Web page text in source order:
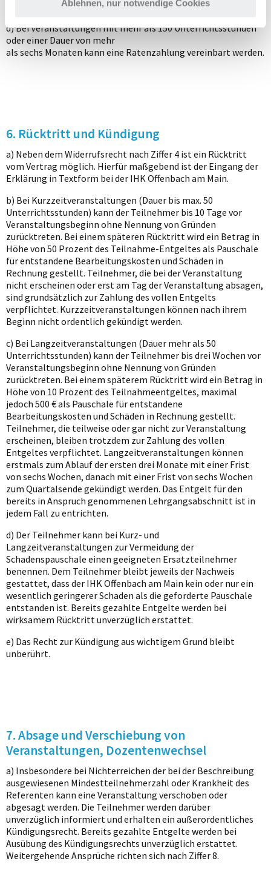
Erfahren Sie mehr darüber, wie Ihre persönlichen Daten
Abschnitt Einzelheiten
Verarbeitung und/oder zur Weitergabe an Drittanbieter,
bzw. können sie entsprechend anpassen. Ihre Einstellung
können Sie jederzeit über unsere Datenschutzerklärung
widerrufen. Zudem steht Ihnen ein gesonderter Cookie-
Link am Ende der Webseite als Widerrufsmöglichkeit zur
Verfügung.
Ablehnen, nur notwendige Cookies
der IHK Offenbach am Main.
d) Bei Veranstaltungen mit mehr als 150 Unterrichtsstunden
oder einer Dauer von mehr
als sechs Monaten kann eine Ratenzahlung vereinbart werden.
6. Rücktritt und Kündigung
a) Neben dem Widerrufsrecht nach Ziffer 4 ist ein Rücktritt
vom Vertrag möglich. Hierfür maßgebend ist der Eingang der
Erklärung in Textform bei der IHK Offenbach am Main.
b) Bei Kurzzeitveranstaltungen (Dauer bis max. 50
Unterrichtsstunden) kann der Teilnehmer bis 10 Tage vor
Veranstaltungsbeginn ohne Nennung von Gründen
zurücktreten. Bei einem späteren Rücktritt wird ein Betrag in
Höhe von 50 Prozent des Teilnahme-Entgeltes als Pauschale
für entstandene Bearbeitungskosten und Schäden in
Rechnung gestellt. Teilnehmer, die bei der Veranstaltung
nicht erscheinen oder erst am Tag der Veranstaltung absagen,
sind grundsätzlich zur Zahlung des vollen Entgelts
verpflichtet. Kurzzeitveranstaltungen können nach ihrem
Beginn nicht ordentlich gekündigt werden.
c) Bei Langzeitveranstaltungen (Dauer mehr als 50
Unterrichtsstunden) kann der Teilnehmer bis drei Wochen vor
Veranstaltungsbeginn ohne Nennung von Gründen
zurücktreten. Bei einem späterem Rücktritt wird ein Betrag in
Höhe von 10 Prozent des Teilnahmeentgeltes, maximal
jedoch 500 € als Pauschale für entstandene
Bearbeitungskosten und Schäden in Rechnung gestellt.
Teilnehmer, die teilweise oder gar nicht zur Veranstaltung
erscheinen, bleiben trotzdem zur Zahlung des vollen
Entgeltes verpflichtet. Langzeitveranstaltungen können
erstmals zum Ablauf der ersten drei Monate mit einer Frist
von sechs Wochen, danach mit einer Frist von sechs Wochen
zum Quartalsende gekündigt werden. Das Entgelt für den
bereits in Anspruch genommenen Lehrgangsabschnitt ist in
jedem Fall zu entrichten.
d) Der Teilnehmer kann bei Kurz- und
Langzeitveranstaltungen zur Vermeidung der
Schadenspauschale einen geeigneten Ersatzteilnehmer
benennen. Dem Teilnehmer bleibt jeweils der Nachweis
gestattet, dass der IHK Offenbach am Main kein oder nur ein
wesentlich geringerer Schaden als die geforderte Pauschale
entstanden ist. Bereits gezahlte Entgelte werden bei
wirksamem Rücktritt unverzüglich erstattet.
e) Das Recht zur Kündigung aus wichtigem Grund bleibt
unberührt.
7. Absage und Verschiebung von
Veranstaltungen, Dozentenwechsel
a) Insbesondere bei Nichterreichen der bei der Beschreibung
ausgewiesenen Mindestteilnehmerzahl oder Krankheit des
Referenten kann eine Veranstaltung verschoben oder
abgesagt werden. Die Teilnehmer werden darüber
unverzüglich informiert und erhalten ein außerordentliches
Kündigungsrecht. Bereits gezahlte Entgelte werden bei
Ausübung des Kündigungsrechts unverzüglich erstattet.
Weitergehende Ansprüche richten sich nach Ziffer 8.